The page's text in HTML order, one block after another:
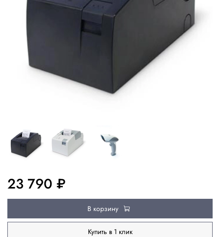
23 790 ₽
В корзину
Купить в 1 клик